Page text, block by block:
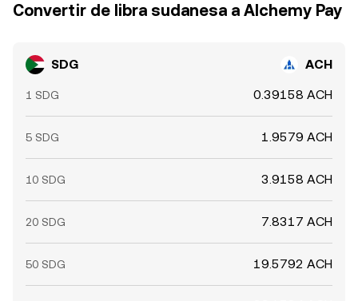
Convertir de libra sudanesa a Alchemy Pay
SDG ACH
1 SDG 0.39158 ACH
5 SDG 1.9579 ACH
10 SDG 3.9158 ACH
20 SDG 7.8317 ACH
50 SDG 19.5792 ACH